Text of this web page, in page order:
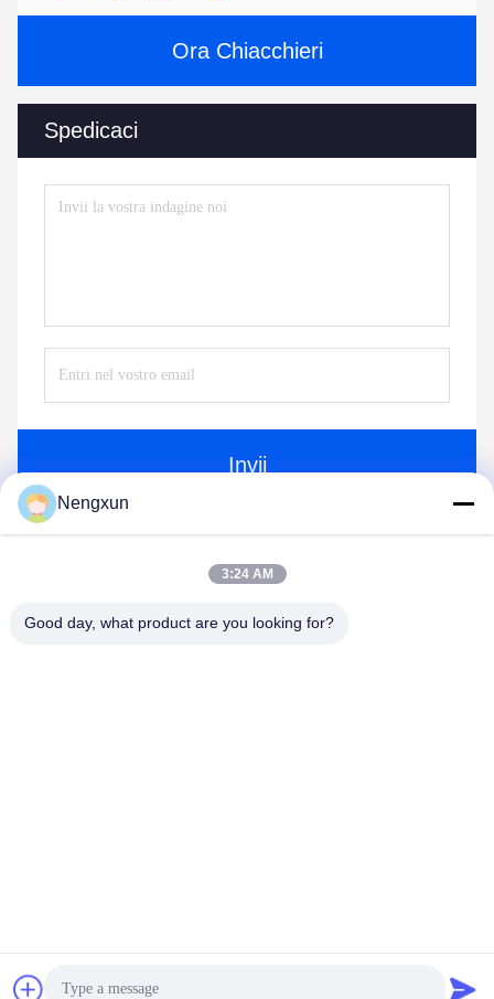
Ora Chiacchieri
Spedicaci
Invii
Nengxun Communication Technology Co.,Ltd.
Nengxun
3:24 AM
Good day, what product are you looking for?